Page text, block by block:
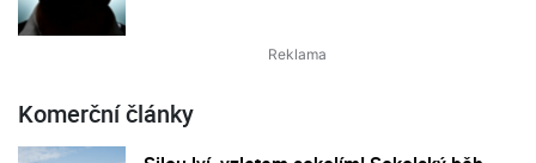
Komerční články